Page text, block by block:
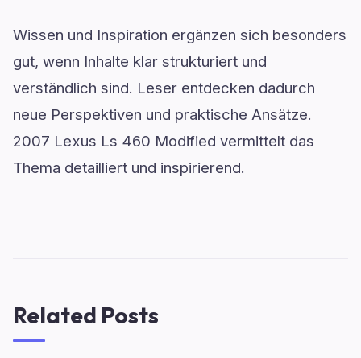
Wissen und Inspiration ergänzen sich besonders
gut, wenn Inhalte klar strukturiert und
verständlich sind. Leser entdecken dadurch
neue Perspektiven und praktische Ansätze.
2007 Lexus Ls 460 Modified vermittelt das
Thema detailliert und inspirierend.
Related Posts